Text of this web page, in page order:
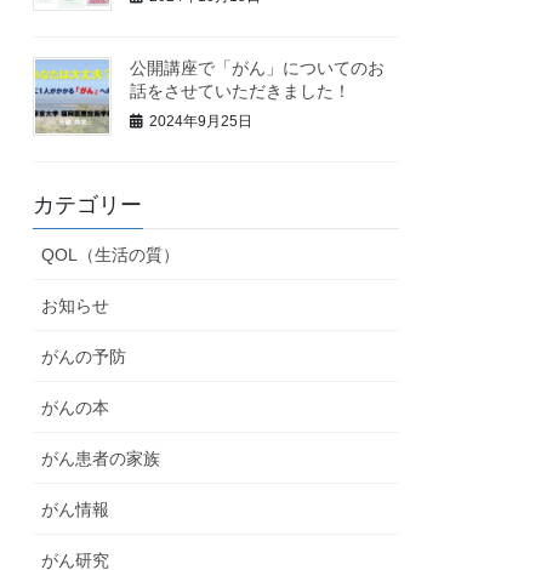
公開講座で「がん」についてのお
話をさせていただきました！
2024年9月25日
カテゴリー
QOL（生活の質）
お知らせ
がんの予防
がんの本
がん患者の家族
がん情報
がん研究